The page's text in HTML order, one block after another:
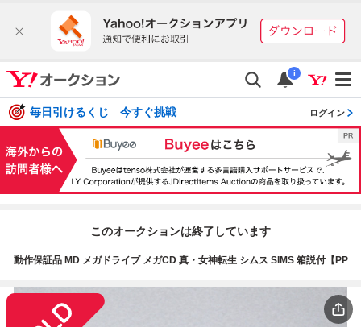
i
毎日引けるくじ 今すぐ挑戦 ログイン
このオークションは終了しています
動作保証品 MD メガドライブ メガCD 真・女神転生 シムス SIMS 箱説付【PP